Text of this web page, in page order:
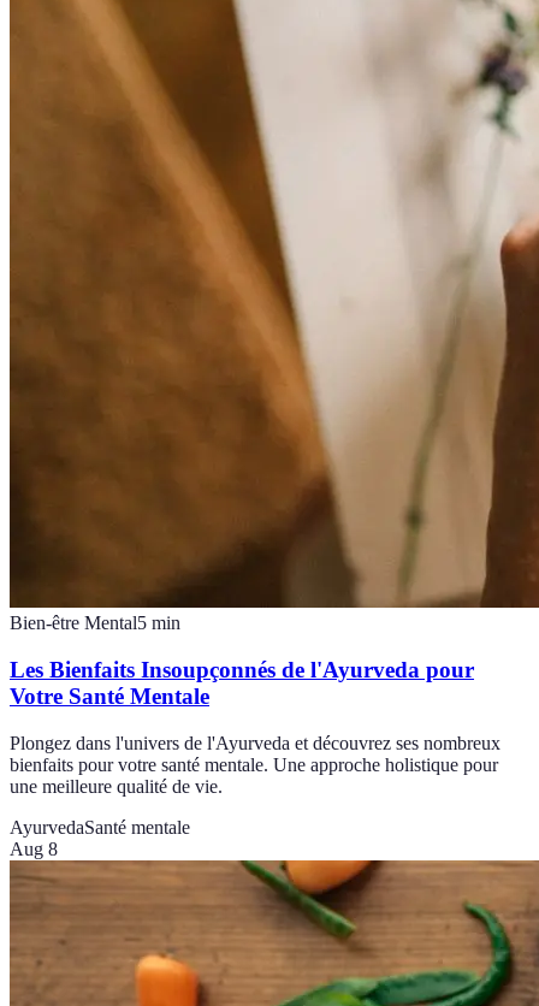
Bien-être Mental5 min
Les Bienfaits Insoupçonnés de l'Ayurveda pour
Votre Santé Mentale
Plongez dans l'univers de l'Ayurveda et découvrez ses nombreux
bienfaits pour votre santé mentale. Une approche holistique pour
une meilleure qualité de vie.
AyurvedaSanté mentale
Aug 8